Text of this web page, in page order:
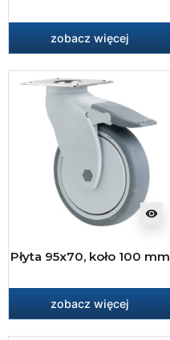
zobacz więcej
visibility
Płyta 95x70, koło 100 mm
zobacz więcej